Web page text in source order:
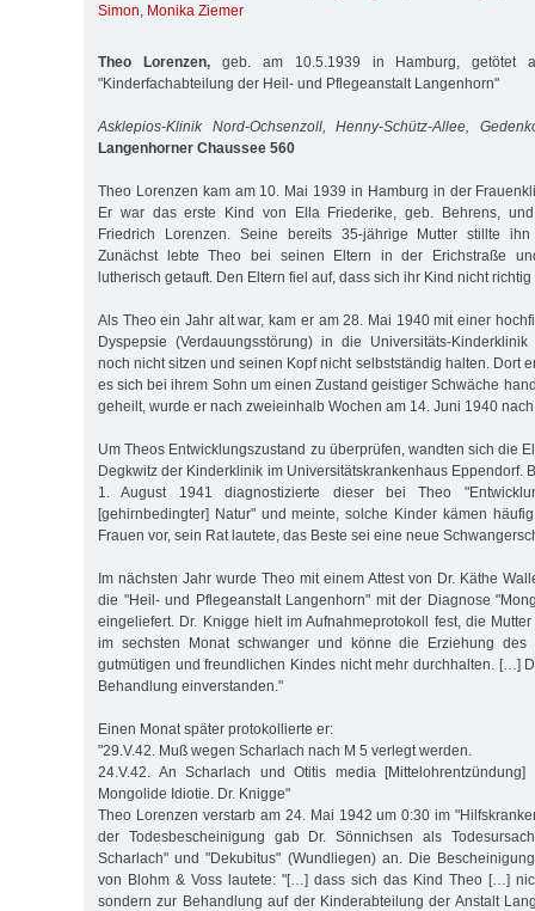
Simon, Monika Ziemer
Theo Lorenzen,geb. am 10.5.1939 in Hamburg, getötet
"Kinderfachabteilung der Heil- und Pflegeanstalt Langenhorn"
Asklepios-Klinik Nord-Ochsenzoll, Henny-Schütz-Allee,
Langenhorner Chaussee 560
Theo Lorenzen kam am 10. Mai 1939 in Hamburg in der
Er war das erste Kind von Ella Friederike, geb. Behrens,
Friedrich Lorenzen. Seine bereits 35-jährige Mutter stillte
Zunächst lebte Theo bei seinen Eltern in der Erichstraße
lutherisch getauft. Den Eltern fiel auf, dass sich ihr Kind nicht
Als Theo ein Jahr alt war, kam er am 28. Mai 1940 mit einer
Dyspepsie (Verdauungsstörung) in die Universitäts-
noch nicht sitzen und seinen Kopf nicht selbstständig halten. Dort
es sich bei ihrem Sohn um einen Zustand geistiger Schwäche
geheilt, wurde er nach zweieinhalb Wochen am 14. Juni 1940
Um Theos Entwicklungszustand zu überprüfen, wandten sich die
Degkwitz der Kinderklinik im Universitätskrankenhaus Eppendorf.
1. August 1941 diagnostizierte dieser bei Theo
[gehirnbedingter] Natur" und meinte, solche Kinder kämen
Frauen vor, sein Rat lautete, das Beste sei eine neue
Im nächsten Jahr wurde Theo mit einem Attest von Dr. Käthe
die "Heil- und Pflegeanstalt Langenhorn" mit der Diagnose
eingeliefert. Dr. Knigge hielt im Aufnahmeprotokoll fest, die
im sechsten Monat schwanger und könne die Erziehung des
gutmütigen und freundlichen Kindes nicht mehr durchhalten. […]
Behandlung einverstanden."
Einen Monat später protokollierte er:
"29.V.42. Muß wegen Scharlach nach M 5 verlegt werden.
24.V.42. An Scharlach und Otitis media [Mittelohrentzündung]
Mongolide Idiotie. Dr. Knigge"
Theo Lorenzen verstarb am 24. Mai 1942 um 0:30 im
der Todesbescheinigung gab Dr. Sönnichsen als
Scharlach" und "Dekubitus" (Wundliegen) an. Die
von Blohm & Voss lautete: "[…] dass sich das Kind Theo […]
sondern zur Behandlung auf der Kinderabteilung der Anstalt